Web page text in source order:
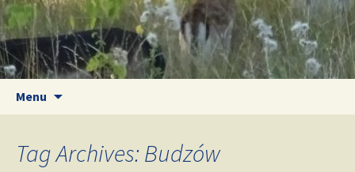
Menu
Tag Archives: Budzów